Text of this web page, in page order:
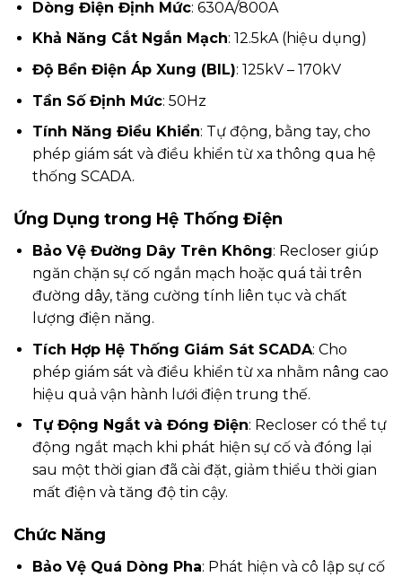
Dòng Điện Định Mức: 630A/800A
Khả Năng Cắt Ngắn Mạch: 12.5kA (hiệu dụng)
Độ Bền Điện Áp Xung (BIL): 125kV – 170kV
Tần Số Định Mức: 50Hz
Tính Năng Điều Khiển: Tự động, bằng tay, cho
phép giám sát và điều khiển từ xa thông qua hệ
thống SCADA.
Ứng Dụng trong Hệ Thống Điện
Bảo Vệ Đường Dây Trên Không: Recloser giúp
ngăn chặn sự cố ngắn mạch hoặc quá tải trên
đường dây, tăng cường tính liên tục và chất
lượng điện năng.
Tích Hợp Hệ Thống Giám Sát SCADA: Cho
phép giám sát và điều khiển từ xa nhằm nâng cao
hiệu quả vận hành lưới điện trung thế.
Tự Động Ngắt và Đóng Điện: Recloser có thể tự
động ngắt mạch khi phát hiện sự cố và đóng lại
sau một thời gian đã cài đặt, giảm thiểu thời gian
mất điện và tăng độ tin cậy.
Chức Năng
Bảo Vệ Quá Dòng Pha: Phát hiện và cô lập sự cố